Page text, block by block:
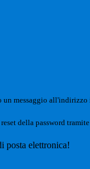
un messaggio
della password
posta elettronica!